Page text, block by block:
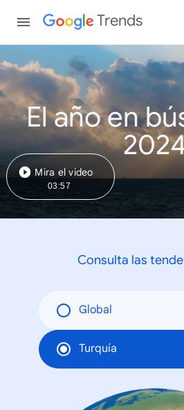
Trends
El año en
Mira el video
03:57
Consulta las
Global
Turquía